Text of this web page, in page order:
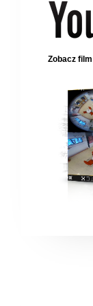
Zobacz film